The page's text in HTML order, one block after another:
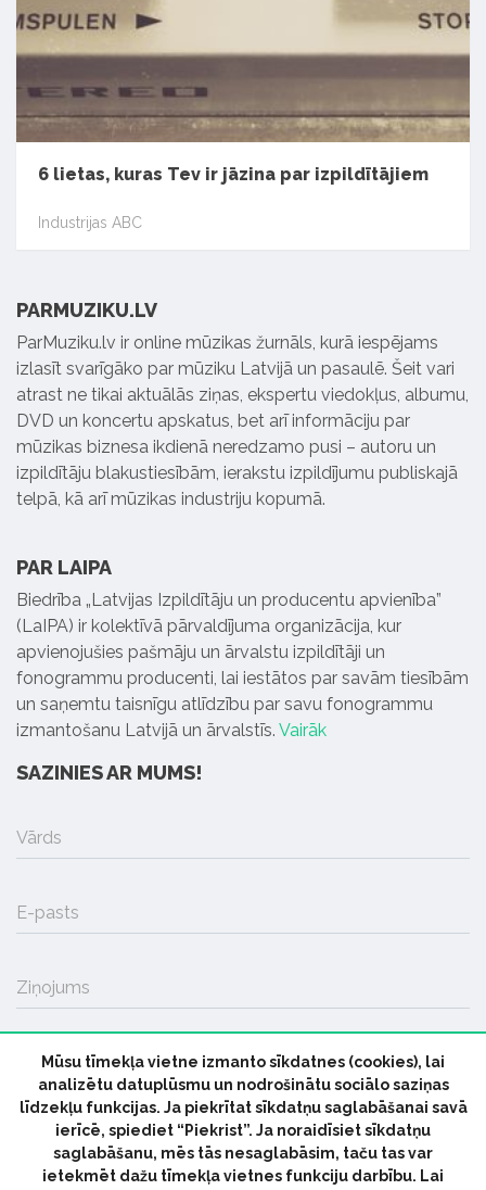
6 lietas, kuras Tev ir jāzina par izpildītājiem
Industrijas ABC
PARMUZIKU.LV
ParMuziku.lv ir online mūzikas žurnāls, kurā iespējams
izlasīt svarīgāko par mūziku Latvijā un pasaulē. Šeit vari
atrast ne tikai aktuālās ziņas, ekspertu viedokļus, albumu,
DVD un koncertu apskatus, bet arī informāciju par
mūzikas biznesa ikdienā neredzamo pusi – autoru un
izpildītāju blakustiesībām, ierakstu izpildījumu publiskajā
telpā, kā arī mūzikas industriju kopumā.
PAR LAIPA
Biedrība „Latvijas Izpildītāju un producentu apvienība”
(LaIPA) ir kolektīvā pārvaldījuma organizācija, kur
apvienojušies pašmāju un ārvalstu izpildītāji un
fonogrammu producenti, lai iestātos par savām tiesībām
un saņemtu taisnīgu atlīdzību par savu fonogrammu
izmantošanu Latvijā un ārvalstīs. Vairāk
SAZINIES AR MUMS!
Vārds
E-pasts
Ziņojums
SŪTĪT
Mūsu tīmekļa vietne izmanto sīkdatnes (cookies), lai
analizētu datuplūsmu un nodrošinātu sociālo saziņas
līdzekļu funkcijas. Ja piekrītat sīkdatņu saglabāšanai savā
ierīcē, spiediet “Piekrist”. Ja noraidīsiet sīkdatņu
saglabāšanu, mēs tās nesaglabāsim, taču tas var
ietekmēt dažu tīmekļa vietnes funkciju darbību. Lai